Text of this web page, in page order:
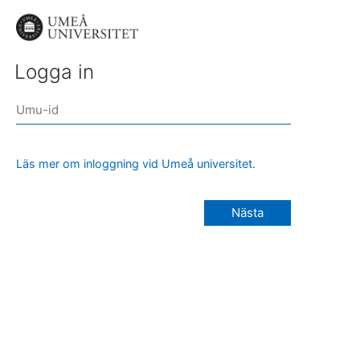
Logga in
Läs mer om inloggning vid Umeå universitet.
Nästa